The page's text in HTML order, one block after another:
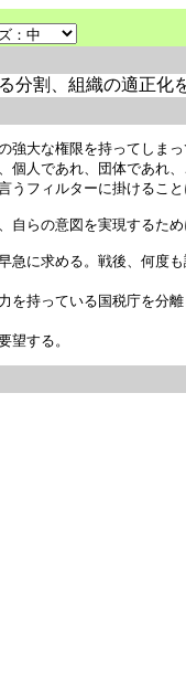
分割、組織の適正化
強大な権限を持ってしまっ
個人であれ、団体であれ
うフィルターに掛けるこ
自らの意図を実現するた
急に求める。戦後、何度
を持っている国税庁を分